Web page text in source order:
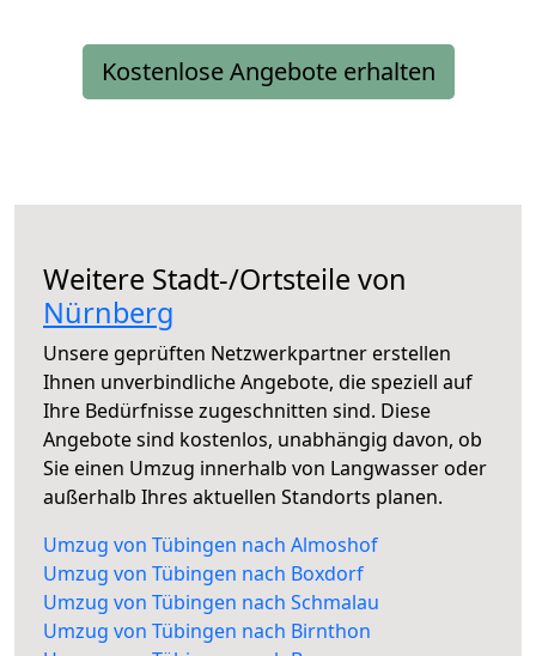
Kostenlose Angebote erhalten
Weitere Stadt-/Ortsteile von
Nürnberg
Unsere geprüften Netzwerkpartner erstellen
Ihnen unverbindliche Angebote, die speziell auf
Ihre Bedürfnisse zugeschnitten sind. Diese
Angebote sind kostenlos, unabhängig davon, ob
Sie einen Umzug innerhalb von Langwasser oder
außerhalb Ihres aktuellen Standorts planen.
Umzug von Tübingen nach Almoshof
Umzug von Tübingen nach Boxdorf
Umzug von Tübingen nach Schmalau
Umzug von Tübingen nach Birnthon